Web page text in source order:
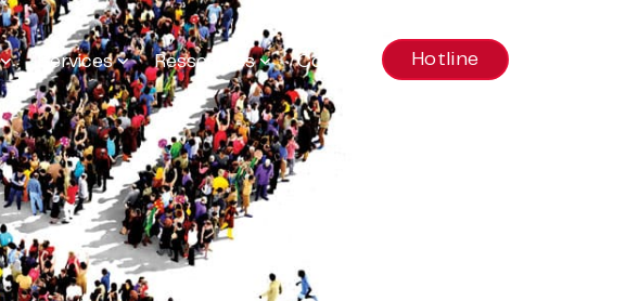
Services Ressources Contact Hotline